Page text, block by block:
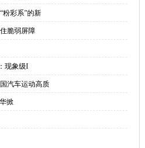
粉彩系”的新
脆弱屏障
现象级I
汽车运动高质
掀